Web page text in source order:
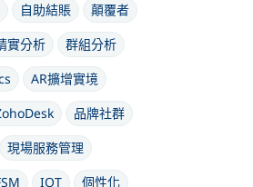
自助結賬
顛覆者
實分析
群組分析
AR擴增實境
品牌社群
現場服務管理
IOT 個性化